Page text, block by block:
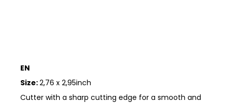
EN
Size:2,76 x 2,95inch
Cutter with a sharp cutting edge for a smooth and